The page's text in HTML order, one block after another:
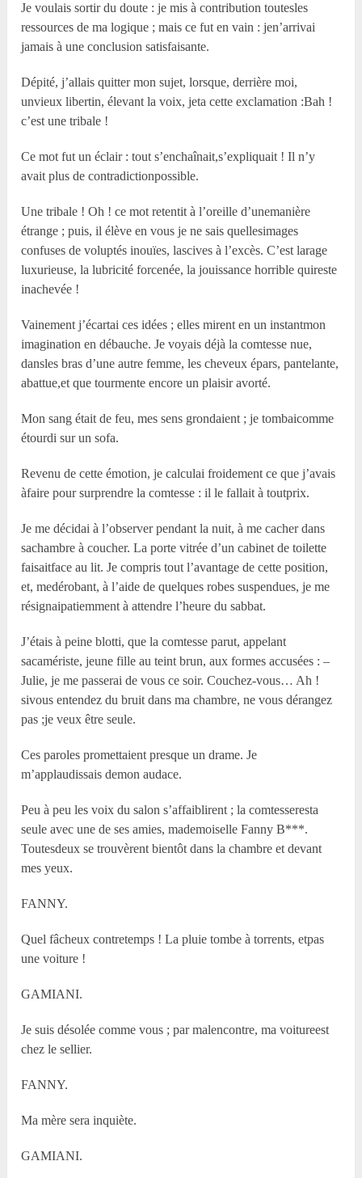
Je voulais sortir du doute : je mis à contribution toutesles
ressources de ma logique ; mais ce fut en vain : jen’arrivai
jamais à une conclusion satisfaisante.
Dépité, j’allais quitter mon sujet, lorsque, derrière moi,
unvieux libertin, élevant la voix, jeta cette exclamation :Bah !
c’est une tribale !
Ce mot fut un éclair : tout s’enchaînait,s’expliquait ! Il n’y
avait plus de contradictionpossible.
Une tribale ! Oh ! ce mot retentit à l’oreille d’unemanière
étrange ; puis, il élève en vous je ne sais quellesimages
confuses de voluptés inouïes, lascives à l’excès. C’est larage
luxurieuse, la lubricité forcenée, la jouissance horrible quireste
inachevée !
Vainement j’écartai ces idées ; elles mirent en un instantmon
imagination en débauche. Je voyais déjà la comtesse nue,
dansles bras d’une autre femme, les cheveux épars, pantelante,
abattue,et que tourmente encore un plaisir avorté.
Mon sang était de feu, mes sens grondaient ; je tombaicomme
étourdi sur un sofa.
Revenu de cette émotion, je calculai froidement ce que j’avais
àfaire pour surprendre la comtesse : il le fallait à toutprix.
Je me décidai à l’observer pendant la nuit, à me cacher dans
sachambre à coucher. La porte vitrée d’un cabinet de toilette
faisaitface au lit. Je compris tout l’avantage de cette position,
et, medérobant, à l’aide de quelques robes suspendues, je me
résignaipatiemment à attendre l’heure du sabbat.
J’étais à peine blotti, que la comtesse parut, appelant
sacamériste, jeune fille au teint brun, aux formes accusées : –
Julie, je me passerai de vous ce soir. Couchez-vous… Ah !
sivous entendez du bruit dans ma chambre, ne vous dérangez
pas ;je veux être seule.
Ces paroles promettaient presque un drame. Je
m’applaudissais demon audace.
Peu à peu les voix du salon s’affaiblirent ; la comtesseresta
seule avec une de ses amies, mademoiselle Fanny B***.
Toutesdeux se trouvèrent bientôt dans la chambre et devant
mes yeux.
FANNY.
Quel fâcheux contretemps ! La pluie tombe à torrents, etpas
une voiture !
GAMIANI.
Je suis désolée comme vous ; par malencontre, ma voitureest
chez le sellier.
FANNY.
Ma mère sera inquiète.
GAMIANI.